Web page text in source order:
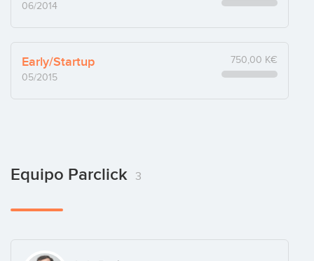
06/2014
Early/Startup
05/2015
750,00 K€
Equipo Parclick 3